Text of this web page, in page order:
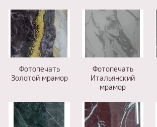
Фотопечать
Золотой мрамор
Фотопечать
Итальянский
мрамор